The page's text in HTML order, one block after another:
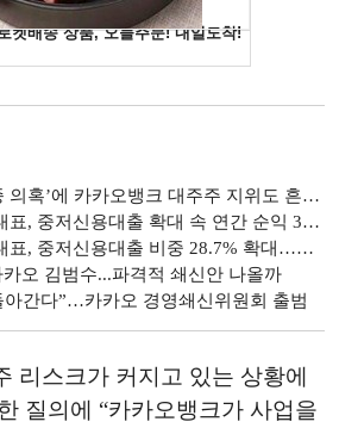
카카오뱅크 대주주 지위도 흔들 [금융이슈 줌인]
확대 속 연간 순익 3000억 돌파 앞둬 [금융사 2023 3분기 실적]
출 비중 28.7% 확대…연체율 3bp 하락 [금융사 2023 3분기 실적]
오 김범수...파격적 쇄신안 나올까
아간다”…카카오 경영쇄신위원회 출범
리스크가 커지고 있는 상황에
질의에 “카카오뱅크가 사업을